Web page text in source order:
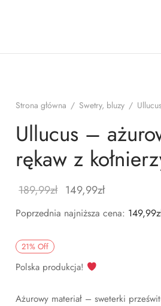
Strona główna / Swetry, bluzy /
Ullucus –
rękaw z
189,99zł 149,99zł
Poprzednia najniższa cena: 149,99
21% Off
Polska produkcja!
Ażurowy materiał – sweterki